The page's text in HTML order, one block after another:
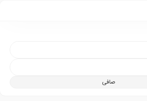
صافی